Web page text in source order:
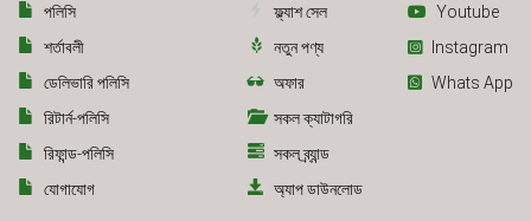
পলিসি
শর্তাবলী
ডেলিভারি পলিসি
রিটার্ন-পলিসি
রিফান্ড-পলিসি
যোগাযোগ
ফ্ল্যাশ সেল
নতুন পণ্য
অফার
সকল ক্যাটাগরি
সকল ব্র্যান্ড
অ্যাপ ডাউনলোড
Youtube
Instagram
Whats App